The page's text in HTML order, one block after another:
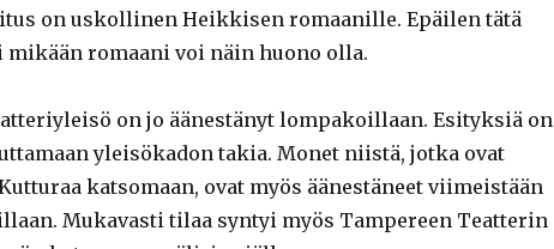
on uskollinen Heikkisen romaanille. Epäilen tätä
mikään romaani voi näin huono olla.
on jo äänestänyt lompakoillaan. Esityksiä on
yleisökadon takia. Monet niistä, jotka ovat
katsomaan, ovat myös äänestäneet viimeistään
Mukavasti tilaa syntyi myös Tampereen Teatterin